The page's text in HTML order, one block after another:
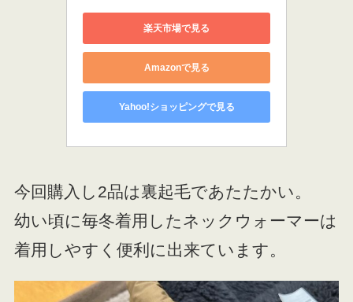
楽天市場で見る
Amazonで見る
Yahoo!ショッピングで見る
今回購入し2品は裏起毛であたたかい。
幼い頃に毎冬着用したネックウォーマーは
着用しやすく便利に出来ています。